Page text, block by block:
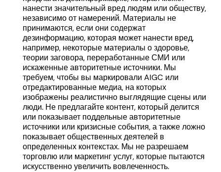
нанести значительный вред людям или обществу,
независимо от намерений. Материалы не
принимаются, если они содержат
дезинформацию, которая может нанести вред,
например, некоторые материалы о здоровье,
теории заговора, переработанные СМИ или
искаженные авторитетные источники. Мы
требуем, чтобы вы маркировали AIGC или
отредактированные медиа, на которых
изображены реалистично выглядящие сцены или
люди. Не предлагайте контент, который делится
или показывает поддельные авторитетные
источники или кризисные события, а также ложно
показывает общественных деятелей в
определенных контекстах. Мы не разрешаем
торговлю или маркетинг услуг, которые пытаются
искусственно увеличить вовлеченность.